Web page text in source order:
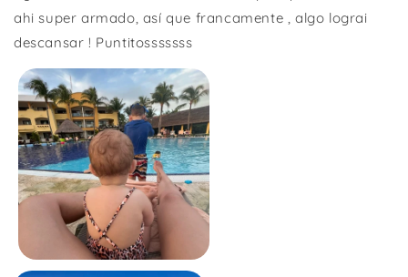
ahi super armado, así que francamente , algo lograi
descansar ! Puntitosssssss